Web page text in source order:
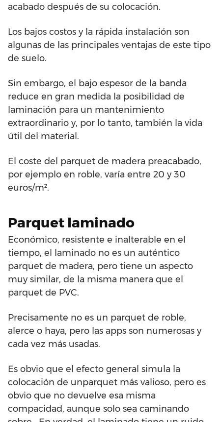
acabado después de su colocación.
Los bajos costos y la rápida instalación son
algunas de las principales ventajas de este tipo
de suelo.
Sin embargo, el bajo espesor de la banda
reduce en gran medida la posibilidad de
laminación para un mantenimiento
extraordinario y, por lo tanto, también la vida
útil del material.
El coste del parquet de madera preacabado,
por ejemplo en roble, varía entre 20 y 30
euros/m².
Parquet laminado
Económico, resistente e inalterable en el
tiempo, el laminado no es un auténtico
parquet de madera, pero tiene un aspecto
muy similar, de la misma manera que el
parquet de PVC.
Precisamente no es un parquet de roble,
alerce o haya, pero las apps son numerosas y
cada vez más usadas.
Es obvio que el efecto general simula la
colocación de unparquet más valioso, pero es
obvio que no devuelve esa misma
compacidad, aunque solo sea caminando